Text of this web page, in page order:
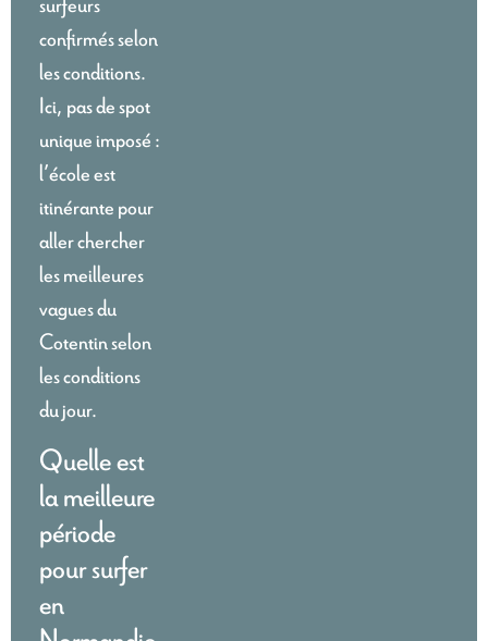
confirmés selon
les conditions.
Ici, pas de spot
unique imposé :
l’école est
itinérante pour
aller chercher
les meilleures
vagues du
Cotentin selon
les conditions
du jour.
Quelle est
la meilleure
période
pour surfer
en